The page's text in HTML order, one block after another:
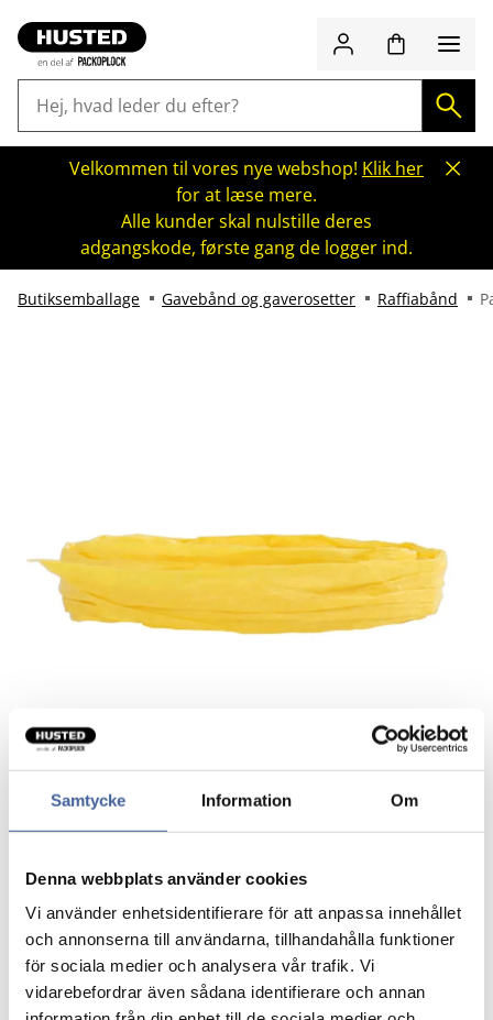
Samtycke Information Om
Denna webbplats använder cookies
Vi använder enhetsidentifierare för att anpassa innehållet
och annonserna till användarna, tillhandahålla funktioner
för sociala medier och analysera vår trafik. Vi
vidarebefordrar även sådana identifierare och annan
Velkommen til vores nye webshop! Klik her
for at læse mere.
Alle kunder skal nulstille deres
adgangskode, første gang de logger ind.
Butiksemballage Gavebånd og gaverosetter Raffiabånd
Bastbånd yellow
Pris/rulle